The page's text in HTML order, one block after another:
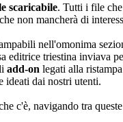
scaricabile. Tutti i file
non mancherà di
nell'omonima
editrice triestina inviava
add-on legati alla
ideati dai nostri utenti.
c'è, navigando tra